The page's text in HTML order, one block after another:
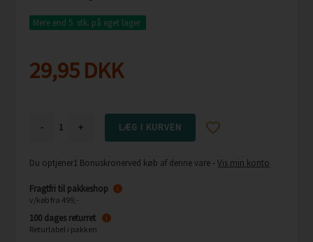
Mere end 5 stk. på eget lager
29,95DKK
- +
Du optjener1 Bonuskronerved køb af denne vare -Vis min konto
Fragtfri til pakkeshop
v/køb fra 499,-
i
100 dages returret
Returlabel i pakken
i